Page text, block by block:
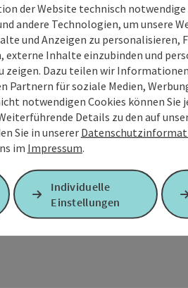
der Website technisch
andere Technologien, um unsere
und Anzeigen zu personalisieren,
externe Inhalte einzubinden und
Dazu teilen wir
Partnern für soziale Medien,
notwendigen Cookies können Sie
Details zu den auf
Sie in unserer
im Impressum.
Individuelle
Einstellungen